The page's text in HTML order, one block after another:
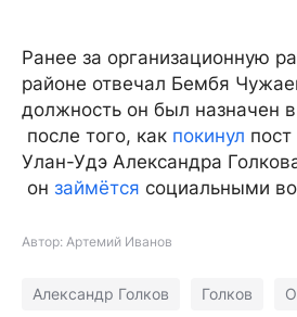
Ранее за организационную
районе отвечал Бембя
должность он был назначен
после того, как покинул
Улан-Удэ Александра
он займётся социальными
Автор: Артемий Иванов
Александр Голков Голков